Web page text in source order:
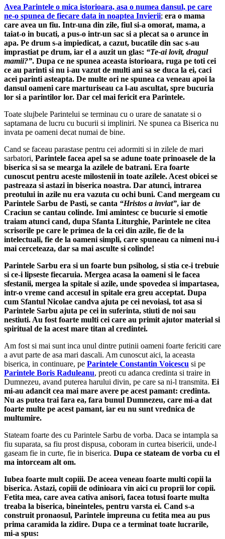
Avea Parintele o mica istorioara, asa o numea dansul, pe care
ne-o spunea de fiecare data in noaptea Invierii; era o mama
care avea un fiu. Intr-una din zile, fiul si-a omorat, mama, a
taiat-o in bucati, a pus-o intr-un sac si a plecat sa o arunce in
apa. Pe drum s-a impiedicat, a cazut, bucatile din sac s-au
imprastiat pe drum, iar el a auzit un glas: “Te-ai lovit, dragul
mamii?”. Dupa ce ne spunea aceasta istorioara, ruga pe toti cei
ce au parinti si nu i-au vazut de multi ani sa se duca la ei, caci
acei parinti asteapta. De multe ori ne spunea ca veneau apoi la
dansul oameni care marturiseau ca l-au ascultat, spre bucuria
lor si a parintilor lor. Dar cel mai fericit era Parintele.
Toate slujbele Parintelui se terminau cu o urare de sana­tate si o
saptamana de lucru cu bucurii si impliniri. Ne spunea ca Biserica nu
invata pe oameni decat numai de bine.
Cand se faceau parastase pentru cei adormiti si in zilele de mari
sarbatori, Parintele facea apel sa se adune toate prinoasele de la
biserica si sa se mearga la azilele de batrani. Era foarte
cunoscut pentru aceste milostenii in toate azilele. Acest obicei se
pastreaza si astazi in biserica noastra. Dar atunci, intrarea
preotului in azile nu era vazuta cu ochi buni. Cand mergeam cu
Parintele Sarbu de Pasti, se canta “Hristos a invi­at”, iar de
Craciun se cantau colinde. Imi amintesc ce bucurie si emotie
traiam atunci cand, dupa Sfanta Liturghie, Parintele ne citea
scrisorile pe care le primea de la cei din azile, fie de la
intelectuali, fie de la oameni simpli, care spuneau ca nimeni nu-i
mai cerceteaza, dar sa mai asculte si colinde!
Parintele Sarbu era si un foarte bun psiholog, si stia ce-i trebuie
si ce-i lipseste fiecaruia. Mergea acasa la oameni si le facea
sfestanii, mergea la spitale si azile, unde spovedea si im­partasea,
intr-o vreme cand accesul in spitale era greu acceptat. Dupa
cum Sfantul Nicolae candva ajuta pe cei nevoiasi, tot asa si
Parintele Sarbu ajuta pe cei in suferinta, stiuti de noi sau
nestiuti. Au fost foarte multi cei care au primit ajutor material si
spiritual de la acest mare titan al credintei.
Am fost si mai sunt inca unul dintre putinii oameni foarte fericiti care
a avut parte de asa mari dascali. Am cunos­cut aici, la aceasta
biserica, in continuare, pe Parintele Con­stantin Voicescu si pe
Parintele Boris Raduleanu, preoti cu adanca credinta si traire in
Dumnezeu, avand puterea harului divin, pe care sa ni-l transmita. Ei
mi-au adancit cea mai mare avere pe acest pamant: credinta.
Nu as putea trai fara ea, fara bunul Dumnezeu, care mi-a dat
foarte multe pe acest pamant, iar eu nu sunt vrednica de
multumire.
Stateam foarte des cu Parintele Sarbu de vorba. Daca se intampla sa
fiu suparata, sa fiu prost dispusa, coboram in curtea bisericii, unde-l
gaseam fie in curte, fie in biserica. Dupa ce stateam de vorba cu el
ma intorceam alt om.
Iubea foarte mult copiii. De aceea veneau foarte multi copii la
biserica. Astazi, copiii de odinioara vin aici cu proprii lor copii.
Fetita mea, care avea cativa anisori, facea totusi foarte multa
treaba la biserica, bineinteles, pentru varsta ei. Cand s-a
construit pronaosul, Parintele impreuna cu fetita mea au pus
prima caramida la zidire. Dupa ce a terminat toate lucrarile,
mi-a spus: